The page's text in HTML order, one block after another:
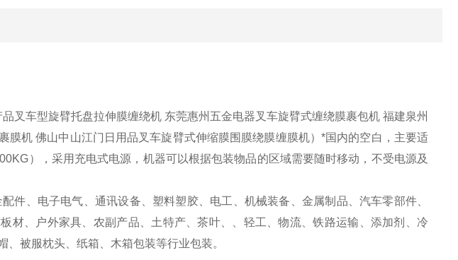
品叉车型旋臂托盘拉伸膜缠绕机 东莞惠州五金电器叉车旋臂式缠绕膜裹包机 福建泉州
膜机 佛山中山江门日用品叉车旋臂式伸缩膜围膜绕膜缠膜机）*国内的空白，主要适
），采用充电式电源，机器可以根据包装物品的区域需要随时移动，不受电源及
件、电子电气、通讯设备、塑料塑胶、电工、机械装备、金属制品、汽车零部件、
材、户外家具、农副产品、土特产、茶叶、、轻工、物流、铁路运输、添加剂、冷
被服枕头、纸箱、木箱包装等行业包装。